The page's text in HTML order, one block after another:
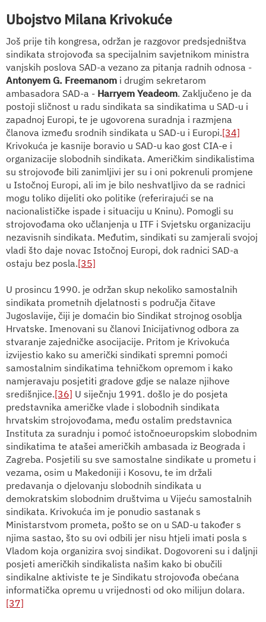
Ubojstvo Milana Krivokuće
Još prije tih kongresa, održan je razgovor predsjedništva
sindikata strojovođa sa specijalnim savjetnikom ministra
vanjskih poslova SAD-a vezano za pitanja radnih odnosa -
Antonyem G. Freemanom i drugim sekretarom
ambasadora SAD-a - Harryem Yeadeom. Zaključeno je da
postoji sličnost u radu sindikata sa sindikatima u SAD-u i
zapadnoj Europi, te je ugovorena suradnja i razmjena
članova između srodnih sindikata u SAD-u i Europi.[34]
Krivokuća je kasnije boravio u SAD-u kao gost CIA-e i
organizacije slobodnih sindikata. Američkim sindikalistima
su strojovođe bili zanimljivi jer su i oni pokrenuli promjene
u Istočnoj Europi, ali im je bilo neshvatljivo da se radnici
mogu toliko dijeliti oko politike (referirajući se na
nacionalističke ispade i situaciju u Kninu). Pomogli su
strojovođama oko učlanjenja u ITF i Svjetsku organizaciju
nezavisnih sindikata. Međutim, sindikati su zamjerali svojoj
vladi što daje novac Istočnoj Europi, dok radnici SAD-a
ostaju bez posla.[35]
U prosincu 1990. je održan skup nekoliko samostalnih
sindikata prometnih djelatnosti s područja čitave
Jugoslavije, čiji je domaćin bio Sindikat strojnog osoblja
Hrvatske. Imenovani su članovi Inicijativnog odbora za
stvaranje zajedničke asocijacije. Pritom je Krivokuća
izvijestio kako su američki sindikati spremni pomoći
samostalnim sindikatima tehničkom opremom i kako
namjeravaju posjetiti gradove gdje se nalaze njihove
središnjice.[36] U siječnju 1991. došlo je do posjeta
predstavnika američke vlade i slobodnih sindikata
hrvatskim strojovođama, među ostalim predstavnica
Instituta za suradnju i pomoć istočnoeuropskim slobodnim
sindikatima te atašei američkih ambasada iz Beograda i
Zagreba. Posjetili su sve samostalne sindikate u prometu i
vezama, osim u Makedoniji i Kosovu, te im držali
predavanja o djelovanju slobodnih sindikata u
demokratskim slobodnim društvima u Vijeću samostalnih
sindikata. Krivokuća im je ponudio sastanak s
Ministarstvom prometa, pošto se on u SAD-u također s
njima sastao, što su ovi odbili jer nisu htjeli imati posla s
Vladom koja organizira svoj sindikat. Dogovoreni su i daljnji
posjeti američkih sindikalista našim kako bi obučili
sindikalne aktiviste te je Sindikatu strojovođa obećana
informatička opremu u vrijednosti od oko milijun dolara.
[37]